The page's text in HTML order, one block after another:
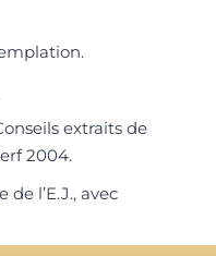
extraits de
2004.
l’E.J., avec